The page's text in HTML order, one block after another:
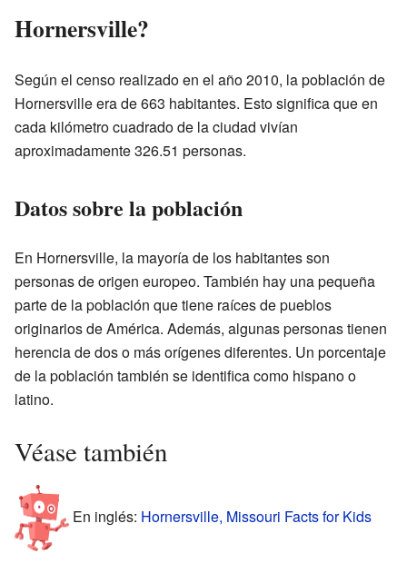
Hornersville?
Según el censo realizado en el año 2010, la población de
Hornersville era de 663 habitantes. Esto significa que en
cada kilómetro cuadrado de la ciudad vivían
aproximadamente 326.51 personas.
Datos sobre la población
En Hornersville, la mayoría de los habitantes son
personas de origen europeo. También hay una pequeña
parte de la población que tiene raíces de pueblos
originarios de América. Además, algunas personas tienen
herencia de dos o más orígenes diferentes. Un porcentaje
de la población también se identifica como hispano o
latino.
Véase también
En inglés: Hornersville, Missouri Facts for Kids